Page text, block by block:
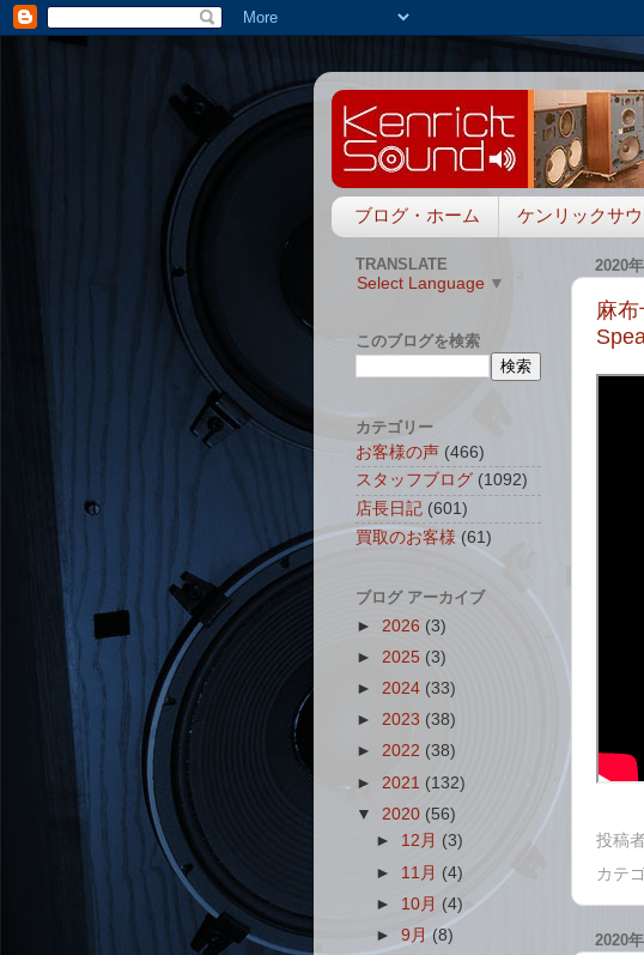
ブログ・ホーム ケンリックサ
2020
麻
投稿
カテ
2020
TRANSLATE
Select Language ▼
このブログを検索
カテゴリー
お客様の声 (466)
スタッフブログ (1092)
店長日記 (601)
買取のお客様 (61)
ブログ アーカイブ
► 2026 (3)
► 2025 (3)
► 2024 (33)
► 2023 (38)
► 2022 (38)
► 2021 (132)
▼ 2020 (56)
► 12月 (3)
► 11月 (4)
► 10月 (4)
►9月(8)